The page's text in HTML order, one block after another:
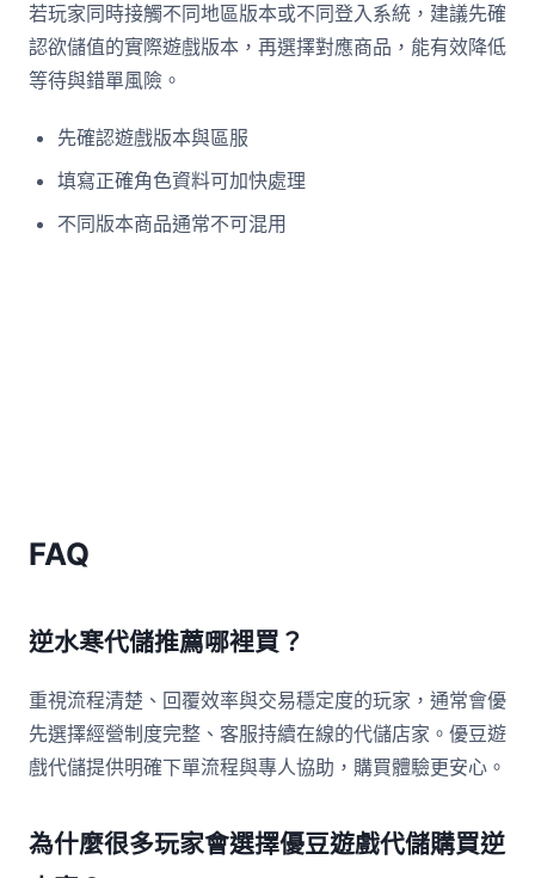
若玩家同時接觸不同地區版本或不同登入系統，建議先確
認欲儲值的實際遊戲版本，再選擇對應商品，能有效降低
等待與錯單風險。
先確認遊戲版本與區服
填寫正確角色資料可加快處理
不同版本商品通常不可混用
FAQ
逆水寒代儲推薦哪裡買？
重視流程清楚、回覆效率與交易穩定度的玩家，通常會優
先選擇經營制度完整、客服持續在線的代儲店家。優豆遊
戲代儲提供明確下單流程與專人協助，購買體驗更安心。
為什麼很多玩家會選擇優豆遊戲代儲購買逆